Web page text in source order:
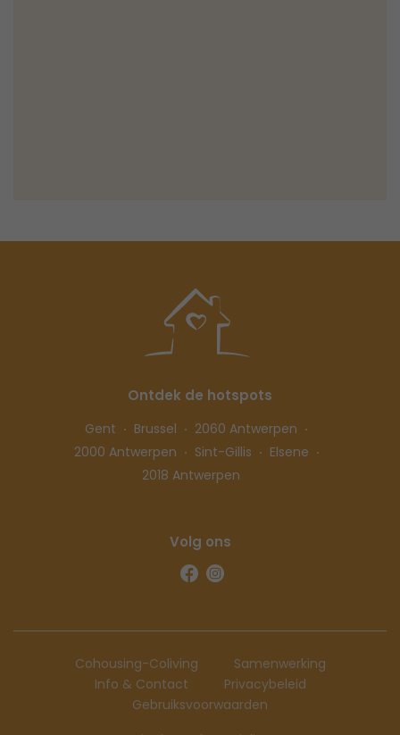
Ontdek de hotspots
Gent Brussel
2060 Antwerpen
2000 Antwerpen
Sint-Gillis
Elsene
2018 Antwerpen
Volg ons
Cohousing-Coliving
Samenwerking
Info & Contact
Privacybeleid
Gebruiksvoorwaarden